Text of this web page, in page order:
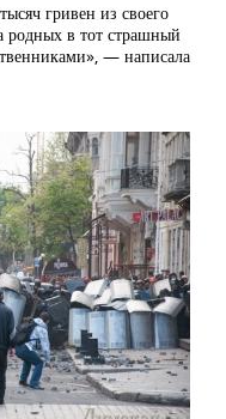
гривен из своего
родных в тот страшный
— написала